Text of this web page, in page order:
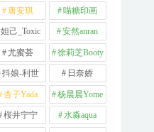
唐安琪 喵糖印画
妲己_Toxic 安然anran
尤蜜荟 徐莉芝Booty
抖娘-利世 日奈娇
杏子Yada 杨晨晨Yome
桜井宁宁 水淼aqua